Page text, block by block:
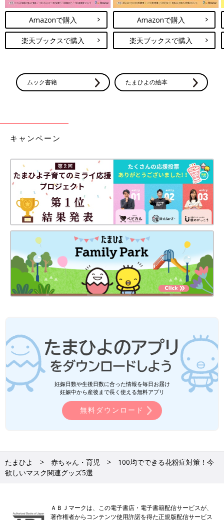
Amazonで購入
楽天ブックスで購入
Amazonで購入
楽天ブックスで購入
ムック書籍 たまひよの絵本
キャンペーン
妊娠日数や生後日数に合った情報を毎日お届け
妊娠中から産後まで長く使える無料アプリ
無料ダウンロード
たまひよ 赤ちゃん・育児
100均でできる花粉症対策！今
欲しいマスク関連グッズ5選
ＡＢＪマークは、この電子書店・電子書籍配信サービスが、
著作権者からコンテンツ使用許諾を得た正規版配信サービス